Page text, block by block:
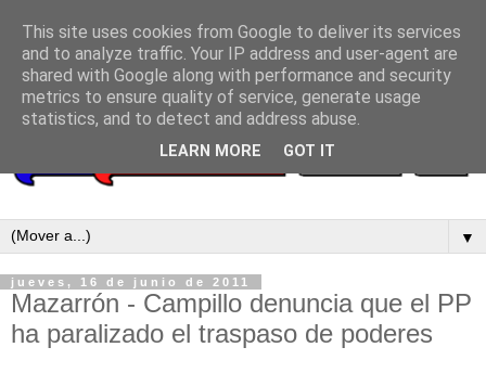
▼
jueves, 16 de junio de 2011
Mazarrón - Campillo denuncia que el PP
ha paralizado el traspaso de poderes
This site uses cookies from Google to deliver its services
and to analyze traffic. Your IP address and user-agent are
shared with Google along with performance and security
metrics to ensure quality of service, generate usage
statistics, and to detect and address abuse.
LEARN MORE GOT IT